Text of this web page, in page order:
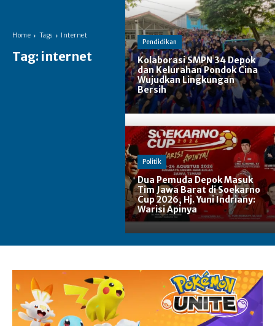
Home Tags Internet
Tag: internet
Pendidikan
Kolaborasi SMPN 34 Depok
dan Kelurahan Pondok Cina
Wujudkan Lingkungan
Bersih
Politik
Dua Pemuda Depok Masuk
Tim Jawa Barat di Soekarno
Cup 2026, Hj. Yuni Indriany:
Warisi Apinya